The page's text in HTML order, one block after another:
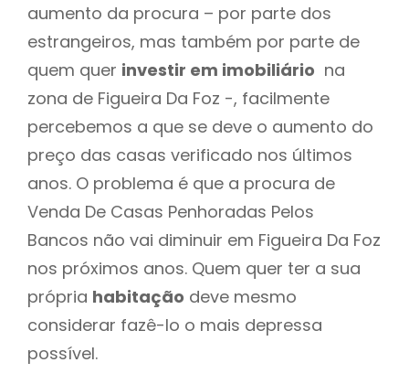
aumento da procura – por parte dos
estrangeiros, mas também por parte de
quem quer investir em imobiliário na
zona de Figueira Da Foz -, facilmente
percebemos a que se deve o aumento do
preço das casas verificado nos últimos
anos. O problema é que a procura de
Venda De Casas Penhoradas Pelos
Bancos não vai diminuir em Figueira Da Foz
nos próximos anos. Quem quer ter a sua
própria habitação deve mesmo
considerar fazê-lo o mais depressa
possível.